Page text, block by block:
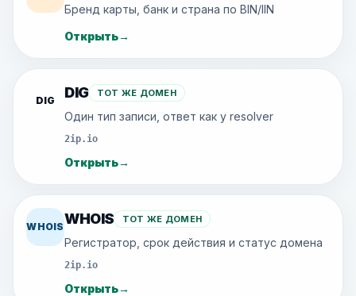
Бренд карты, банк и страна по BIN/IIN
Открыть→
DIG DIG ТОТ ЖЕ ДОМЕН
Один тип записи, ответ как у resolver
2ip.io
Открыть→
WHOISWHOIS ТОТ ЖЕ ДОМЕН
Регистратор, срок действия и статус домена
2ip.io
Открыть→